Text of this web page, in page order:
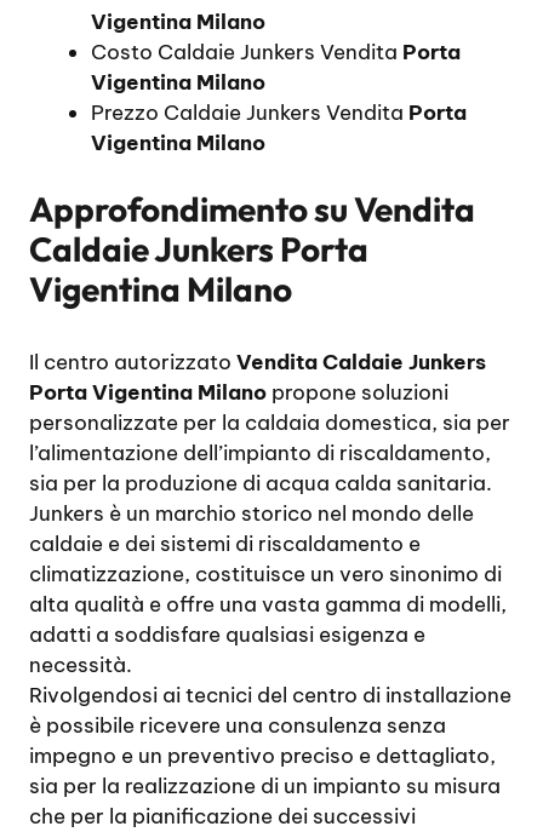
Vigentina Milano
Costo Caldaie Junkers Vendita Porta
Vigentina Milano
Prezzo Caldaie Junkers Vendita Porta
Vigentina Milano
Approfondimento suVendita
Caldaie Junkers Porta
Vigentina Milano
Il centro autorizzato Vendita Caldaie Junkers
Porta Vigentina Milano propone soluzioni
personalizzate per la caldaia domestica, sia per
l’alimentazione dell’impianto di riscaldamento,
sia per la produzione di acqua calda sanitaria.
Junkers è un marchio storico nel mondo delle
caldaie e dei sistemi di riscaldamento e
climatizzazione, costituisce un vero sinonimo di
alta qualità e offre una vasta gamma di modelli,
adatti a soddisfare qualsiasi esigenza e
necessità.
Rivolgendosi ai tecnici del centro di installazione
è possibile ricevere una consulenza senza
impegno e un preventivo preciso e dettagliato,
sia per la realizzazione di un impianto su misura
che per la pianificazione dei successivi